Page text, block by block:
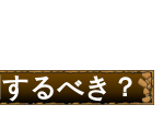
るべき？